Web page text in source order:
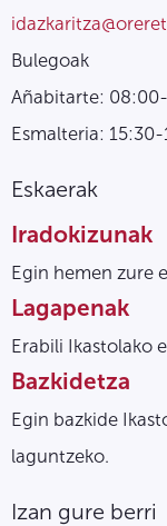
Bulegoak
Añabitarte:
Esmalteria:
Eskaerak
Iradokizunak
Egin hemen zure
Lagapenak
Erabili Ikastolako
Bazkidetza
Egin bazkide
laguntzeko.
Izan gure berri